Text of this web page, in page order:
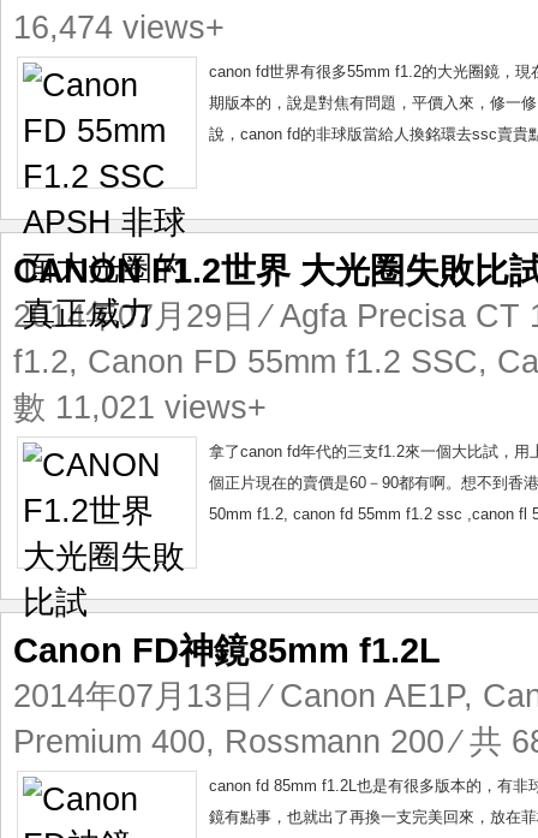
16,474 views+
canon fd世界有很多55mm f1.2的大光圈鏡，
期版本的，說是對焦有問題，平價入來，修一
說，canon fd的非球版當給人換銘環去ssc賣
CANON F1.2世界 大光圈失敗比
2014年07月29日 ⁄Agfa Precisa CT
f1.2, Canon FD 55mm f1.2 SSC,
數 11,021 views+
拿了canon fd年代的三支f1.2來一個大比試，
個正片現在的賣價是60－90都有啊。想不到香
50mm f1.2, canon fd 55mm f1.2 ssc ,canon fl
Canon FD神鏡85mm f1.2L
2014年07月13日 ⁄ Canon AE1P,
Premium 400, Rossmann 200⁄ 共
canon fd 85mm f1.2L也是有很多版本的，有
鏡有點事，也就出了再換一支完美回來，放在